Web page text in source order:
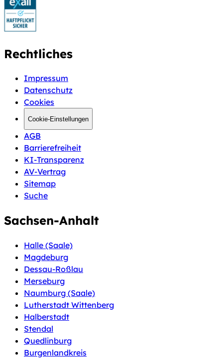
Rechtliches
Impressum
Datenschutz
Cookies
Cookie-Einstellungen
AGB
Barrierefreiheit
KI-Transparenz
AV-Vertrag
Sitemap
Suche
Sachsen-Anhalt
Halle (Saale)
Magdeburg
Dessau-Roßlau
Merseburg
Naumburg (Saale)
Lutherstadt Wittenberg
Halberstadt
Stendal
Quedlinburg
Burgenlandkreis